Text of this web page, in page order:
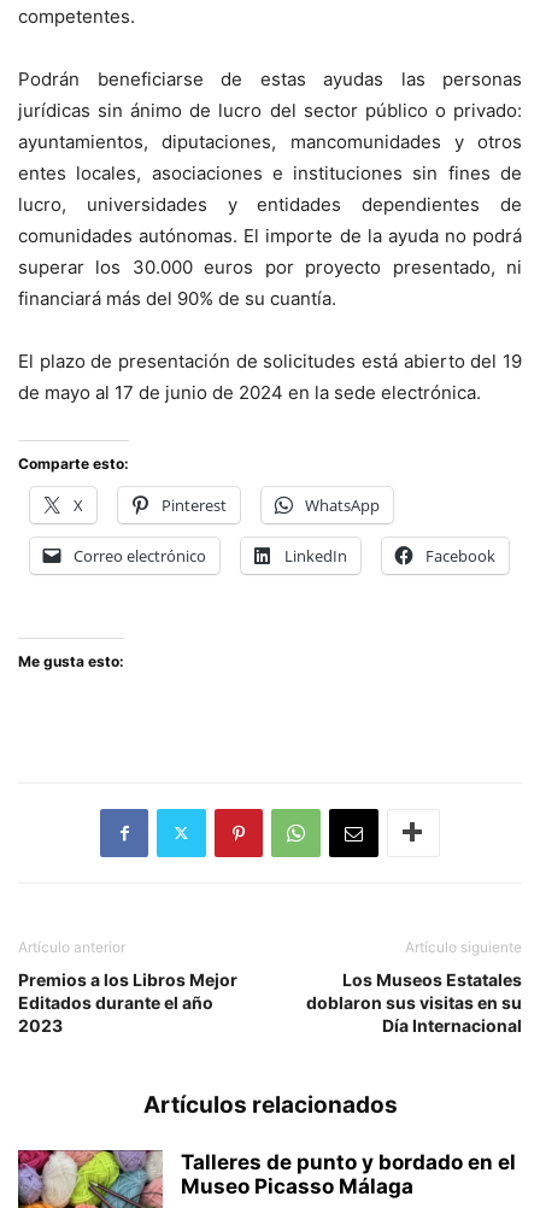
competentes.
Podrán beneficiarse de estas ayudas las personas
jurídicas sin ánimo de lucro del sector público o privado:
ayuntamientos, diputaciones, mancomunidades y otros
entes locales, asociaciones e instituciones sin fines de
lucro, universidades y entidades dependientes de
comunidades autónomas. El importe de la ayuda no podrá
superar los 30.000 euros por proyecto presentado, ni
financiará más del 90% de su cuantía.
El plazo de presentación de solicitudes está abierto del 19
de mayo al 17 de junio de 2024 en la sede electrónica.
Comparte esto:
X Pinterest WhatsApp
Correo electrónico LinkedIn Facebook
Me gusta esto:
Artículo anterior
Premios a los Libros Mejor
Editados durante el año
2023
Artículo siguiente
Los Museos Estatales
doblaron sus visitas en su
Día Internacional
Artículos relacionados
Talleres de punto y bordado en el
Museo Picasso Málaga